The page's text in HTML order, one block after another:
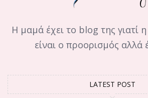
Η μαμά έχει το blog της γιατί
είναι ο προορισμός αλλά
LATEST POST